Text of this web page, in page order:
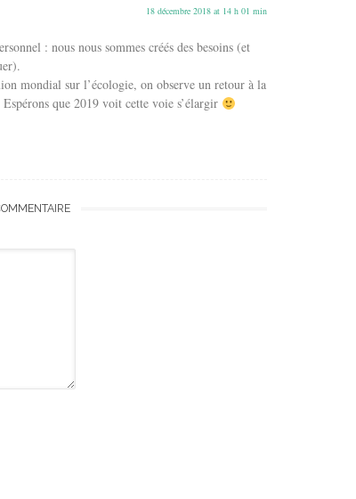
18 décembre 2018 at 14 h 01 min
: nous nous sommes créés des besoins (et
mondial sur l’écologie, on observe un retour à la
que 2019 voit cette voie s’élargir